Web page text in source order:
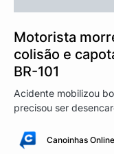
Motorista
colisão e
BR-101
Acidente mobilizou
precisou ser
Canoinhas Online